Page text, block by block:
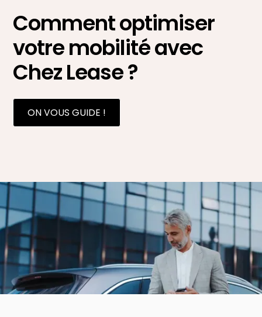
Comment optimiser
votre mobilité avec
Chez Lease ?
ON VOUS GUIDE !